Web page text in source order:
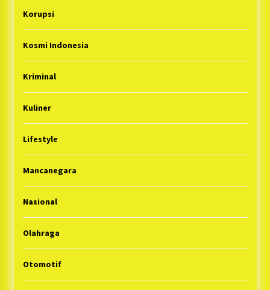
Korupsi
Kosmi Indonesia
Kriminal
Kuliner
Lifestyle
Mancanegara
Nasional
Olahraga
Otomotif